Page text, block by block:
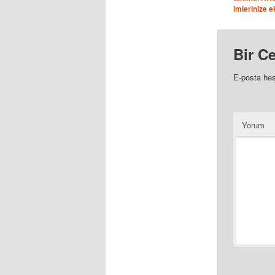
açılır)
imlerinize
Bir
E-posta
Yorum